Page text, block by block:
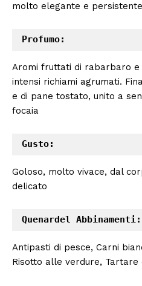
molto elegante e persistente
Profumo:
Aromi fruttati di rabarbaro e
intensi richiami agrumati.
e di pane tostato, unito a
focaia
Gusto:
Goloso, molto vivace, dal
delicato
Quenardel Abbinamenti:
Antipasti di pesce, Carni
Risotto alle verdure, Tartare